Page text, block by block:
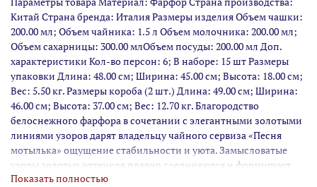
Китай Страна бренда: Италия Размеры изделия Объем чашки:
200.00 мл; Объем чайника: 1.5 л Объем молочника: 200.00 мл;
Объем сахарницы: 300.00 млОбъем посуды: 200.00 мл Доп.
характеристики Кол-во персон: 6; В наборе: 15 шт Размеры
упаковки Длина: 48.00 см; Ширина: 45.00 см; Высота: 18.00 см;
Вес: 5.50 кг. Размеры короба (2 шт.) Длина: 49.00 см; Ширина:
46.00 см; Высота: 37.00 см; Вес: 12.70 кг. Благородство
белоснежного фарфора в сочетании с элегантными золотыми
линиями узоров дарят владельцу чайного сервиза «Песня
мотылька» ощущение стабильности и уюта. Замысловатые
узоры золотых оттенков плавно соединяются и формируют
изображение мотылька, улетающего в чистое голубое небо.
Показать полностью